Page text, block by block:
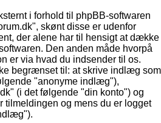
i forhold til phpBB-softwaren
skønt disse er udenfor
der alene har til hensigt at dække
Den anden måde hvorpå
er via hvad du indsender til os.
begrænset til: at skrive indlæg som
"anonyme indlæg"),
(i det følgende "din konto") og
tilmeldingen og mens du er logget